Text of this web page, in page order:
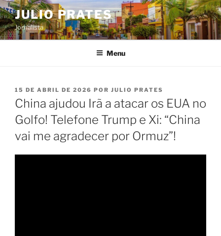
Pular
para
o
conteúdo
JULIO PRATES
Jornalista
Menu
PUBLICADO
EM
15 DE ABRIL DE 2026 POR JULIO PRATES
China ajudou Irã a atacar os EUA no
Golfo! Telefone Trump e Xi: “China
vai me agradecer por Ormuz”!